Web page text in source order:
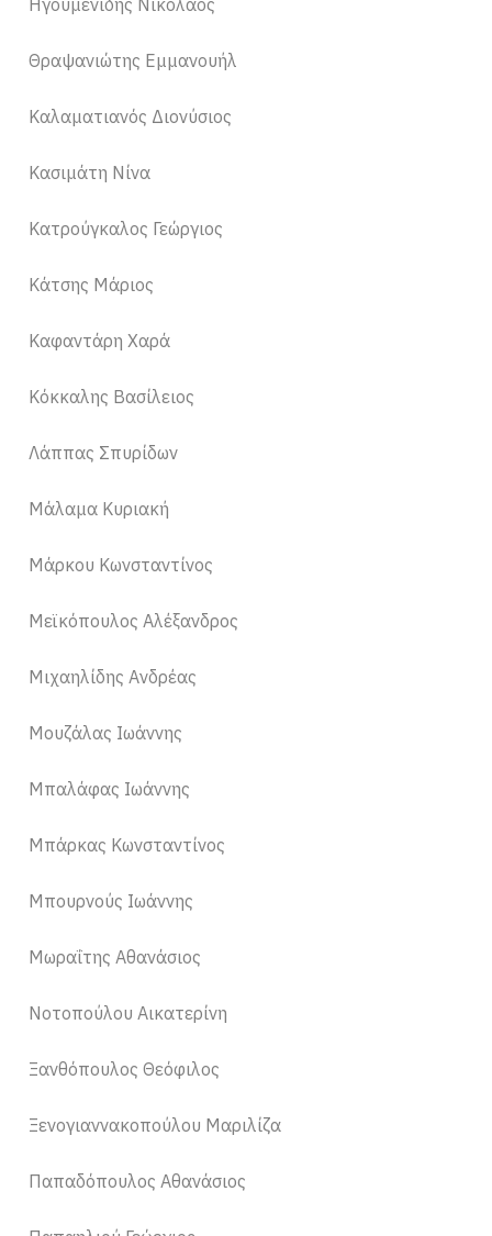
Θραψανιώτης Εμμανουήλ
Καλαματιανός Διονύσιος
Κασιμάτη Νίνα
Κατρούγκαλος Γεώργιος
Κάτσης Μάριος
Καφαντάρη Χαρά
Κόκκαλης Βασίλειος
Λάππας Σπυρίδων
Μάλαμα Κυριακή
Μάρκου Κωνσταντίνος
Μεϊκόπουλος Αλέξανδρος
Μιχαηλίδης Ανδρέας
Μουζάλας Ιωάννης
Μπαλάφας Ιωάννης
Μπάρκας Κωνσταντίνος
Μπουρνούς Ιωάννης
Μωραΐτης Αθανάσιος
Νοτοπούλου Αικατερίνη
Ξανθόπουλος Θεόφιλος
Ξενογιαννακοπούλου Μαριλίζα
Παπαδόπουλος Αθανάσιος